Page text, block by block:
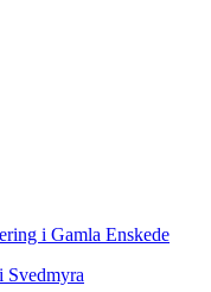
i Gamla Enskede
Svedmyra